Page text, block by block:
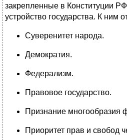
закрепленные в Конституции
устройство государства. К ним
Суверенитет народа.
Демократия.
Федерализм.
Правовое государство.
Признание многообразия
Приоритет прав и свобод